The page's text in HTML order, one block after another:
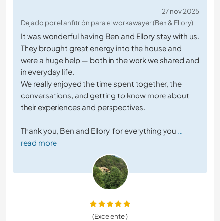
27 nov 2025
Dejado por el anfitrión para el workawayer (Ben & Ellory)
It was wonderful having Ben and Ellory stay with us.
They brought great energy into the house and
were a huge help — both in the work we shared and
in everyday life.
We really enjoyed the time spent together, the
conversations, and getting to know more about
their experiences and perspectives.
Thank you, Ben and Ellory, for everything you …
read more
(Excelente )